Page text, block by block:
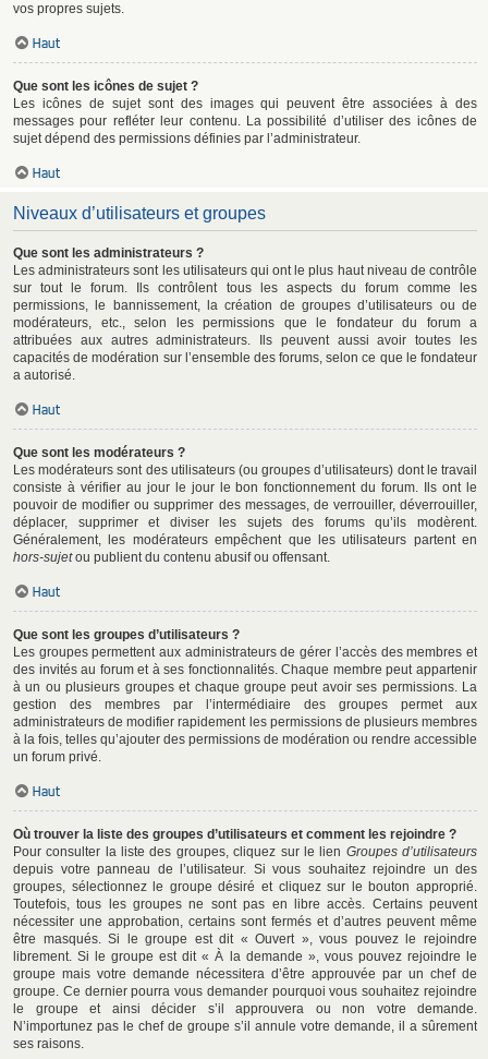
vos propres sujets.
Haut
Que sont les icônes de sujet ?
Les icônes de sujet sont des images qui peuvent être associées à des
messages pour refléter leur contenu. La possibilité d’utiliser des icônes de
sujet dépend des permissions définies par l’administrateur.
Haut
Niveaux d’utilisateurs et groupes
Que sont les administrateurs ?
Les administrateurs sont les utilisateurs qui ont le plus haut niveau de contrôle
sur tout le forum. Ils contrôlent tous les aspects du forum comme les
permissions, le bannissement, la création de groupes d’utilisateurs ou de
modérateurs, etc., selon les permissions que le fondateur du forum a
attribuées aux autres administrateurs. Ils peuvent aussi avoir toutes les
capacités de modération sur l’ensemble des forums, selon ce que le fondateur
a autorisé.
Haut
Que sont les modérateurs ?
Les modérateurs sont des utilisateurs (ou groupes d’utilisateurs) dont le travail
consiste à vérifier au jour le jour le bon fonctionnement du forum. Ils ont le
pouvoir de modifier ou supprimer des messages, de verrouiller, déverrouiller,
déplacer, supprimer et diviser les sujets des forums qu’ils modèrent.
Généralement, les modérateurs empêchent que les utilisateurs partent en
hors-sujetou publient du contenu abusif ou offensant.
Haut
Que sont les groupes d’utilisateurs ?
Les groupes permettent aux administrateurs de gérer l’accès des membres et
des invités au forum et à ses fonctionnalités. Chaque membre peut appartenir
à un ou plusieurs groupes et chaque groupe peut avoir ses permissions. La
gestion des membres par l’intermédiaire des groupes permet aux
administrateurs de modifier rapidement les permissions de plusieurs membres
à la fois, telles qu’ajouter des permissions de modération ou rendre accessible
un forum privé.
Haut
Où trouver la liste des groupes d’utilisateurs et comment les rejoindre ?
Pour consulter la liste des groupes, cliquez sur le lien Groupes d’utilisateurs
depuis votre panneau de l’utilisateur. Si vous souhaitez rejoindre un des
groupes, sélectionnez le groupe désiré et cliquez sur le bouton approprié.
Toutefois, tous les groupes ne sont pas en libre accès. Certains peuvent
nécessiter une approbation, certains sont fermés et d’autres peuvent même
être masqués. Si le groupe est dit « Ouvert », vous pouvez le rejoindre
librement. Si le groupe est dit « À la demande », vous pouvez rejoindre le
groupe mais votre demande nécessitera d’être approuvée par un chef de
groupe. Ce dernier pourra vous demander pourquoi vous souhaitez rejoindre
le groupe et ainsi décider s’il approuvera ou non votre demande.
N’importunez pas le chef de groupe s’il annule votre demande, il a sûrement
ses raisons.